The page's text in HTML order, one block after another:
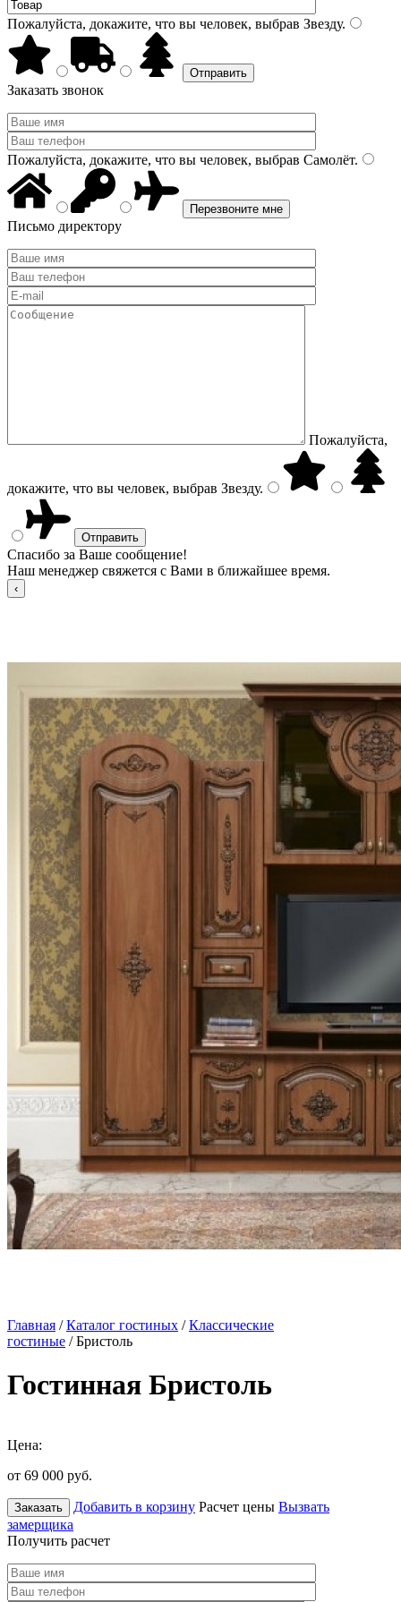
Пожалуйста, докажите, что вы человек, выбрав Звезду.
Заказать звонок
Пожалуйста, докажите, что вы человек, выбрав Самолёт.
Письмо директору
Пожалуйста,
докажите, что вы человек, выбрав Звезду.
Спасибо за Ваше сообщение!
Наш менеджер свяжется с Вами в ближайшее время.
Главная /Каталог гостиных /Классические
гостиные / Бристоль
Гостинная Бристоль
Цена:
от 69 000 руб.
Заказать Добавить в корзину Расчет цены Вызвать
замерщика
Получить расчет